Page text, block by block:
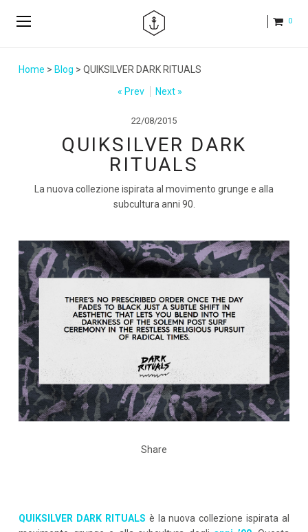
0
Home > Blog > QUIKSILVER DARK RITUALS
« Prev
Next »
22/08/2015
QUIKSILVER DARK
RITUALS
La nuova collezione ispirata al movimento grunge e alla
subcultura anni 90.
Share
QUIKSILVER DARK RITUALS è la nuova collezione ispirata al